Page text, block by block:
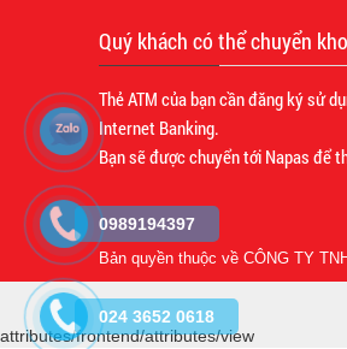
Quý khách có thể chuyển
Thẻ ATM của bạn cần đăng ký sử
Internet Banking.
Bạn sẽ được chuyển tới Napas để
Bản quyền thuộc về CÔNG TY
0989194397
024 3652 0618
attributes/frontend/attributes/view